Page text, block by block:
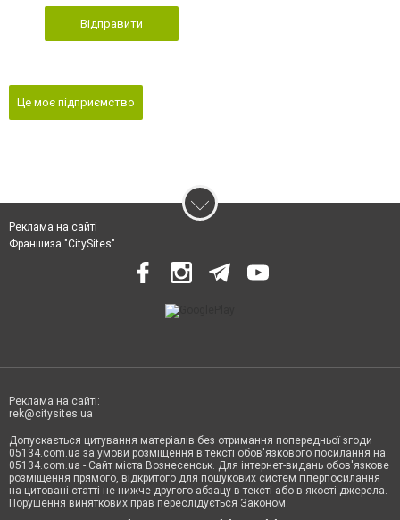
Відправити
Це моє підприємство
Реклама на сайті
Франшиза "CitySites"
Реклама на сайті:
rek@citysites.ua
Допускається цитування матеріалів без отримання попередньої згоди
05134.com.ua за умови розміщення в тексті обов'язкового посилання на
05134.com.ua - Сайт міста Вознесенськ. Для інтернет-видань обов'язкове
розміщення прямого, відкритого для пошукових систем гіперпосилання
на цитовані статті не нижче другого абзацу в тексті або в якості джерела.
Порушення виняткових прав переслідується Законом.